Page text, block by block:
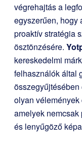
végrehajtás a
egyszerűen, hogy
proaktív stratégia
ösztönzésére.
kereskedelmi
felhasználók által
olyan
amelyek
és lenyűgöző